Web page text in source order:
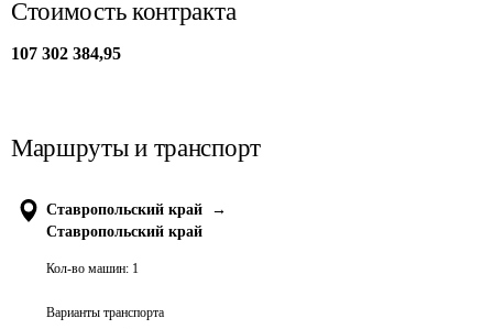
Стоимость контракта
107 302 384,95
Маршруты и транспорт
Ставропольский край
→
Ставропольский край
Кол-во машин: 1
Варианты транспорта